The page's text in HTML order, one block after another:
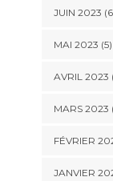
JUIN 2023
MAI 2023 (5)
AVRIL 2023
MARS 2023
FÉVRIER
JANVIER